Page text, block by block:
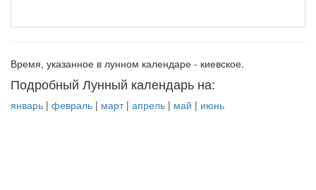
Время, указанное в лунном календаре - киевское.
Подробный Лунный календарь на:
январь | февраль | март| апрель | май | июнь